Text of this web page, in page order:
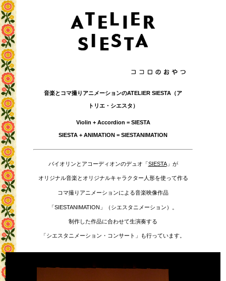
音楽とコマ撮りアニメーションのATELIER SIESTA（ア
トリエ・シエスタ）
Violin + Accordion = SIESTA
SIESTA + ANIMATION = SIESTANIMATION
バイオリンとアコーディオンのデュオ「SIESTA」が
オリジナル音楽とオリジナルキャラクター人形を使って作る
コマ撮りアニメーションによる音楽映像作品
「SIESTANIMATION」（シエスタニメーション）。
制作した作品に合わせて生演奏する
「シエスタニメーション・コンサート」も行っています。